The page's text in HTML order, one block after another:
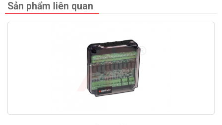
Sản phẩm liên quan